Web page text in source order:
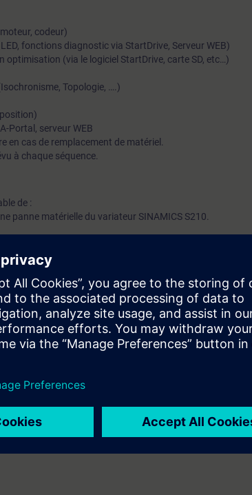
codeur)
fonctions diagnostic via StartDrive, Serveur WEB)
optimisation (via le logiciel StartDrive, carte SD, etc…)
Topologie, ….)
Portal, serveur WEB
en cas de remplacement de matériel.
à chaque séquence.
de :
panne matérielle du variateur SINAMICS S210.
Echange de composants et chargement des
1 maintenance (TIA-SERV1) ou avoir un niveau
: 11 93 00 205 93
missions techniques auprès des entreprises, formés
de leurs compétences théoriques, pratiques, et
produits S7-300/400
: